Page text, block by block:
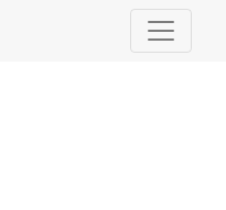
Lucrecia; Ramírez,